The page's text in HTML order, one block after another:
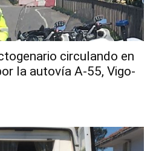
circulando en
la autovía A-55, Vigo-